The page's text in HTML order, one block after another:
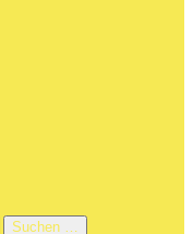
Suchen …